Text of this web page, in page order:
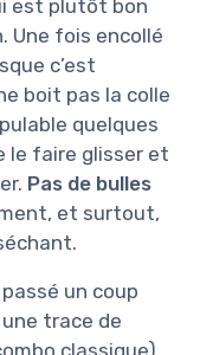
est plutôt bon
Une fois encollé
c’est
boit pas la colle
quelques
le faire glisser et
Pas de bulles
et surtout,
un coup
trace de